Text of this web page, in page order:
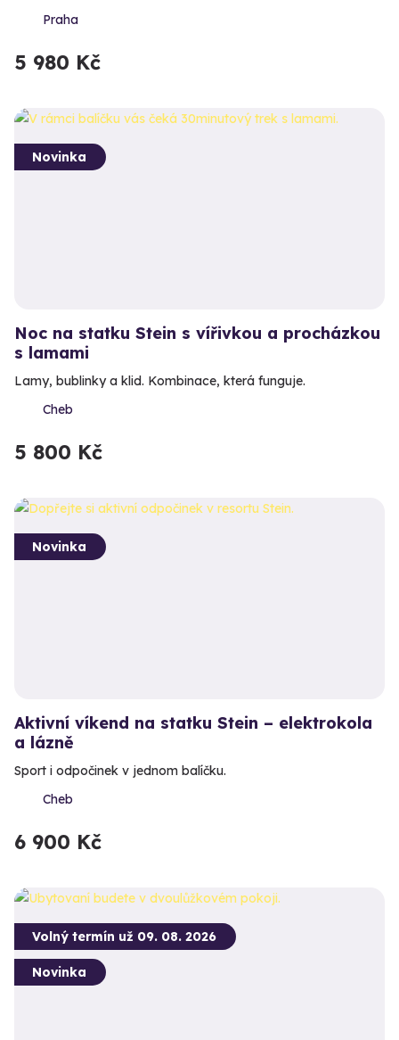
Praha
5 980 Kč
Novinka
Noc na statku Stein s vířivkou a procházkou
s lamami
Lamy, bublinky a klid. Kombinace, která funguje.
Cheb
5 800 Kč
Novinka
Aktivní víkend na statku Stein – elektrokola
a lázně
Sport i odpočinek v jednom balíčku.
Cheb
6 900 Kč
Volný termín už 09. 08. 2026
Novinka